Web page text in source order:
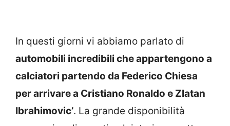
In questi giorni vi abbiamo parlato di
automobili incredibili che appartengono a
calciatori partendo da Federico Chiesa
per arrivare a Cristiano Ronaldo e Zlatan
Ibrahimovic’. La grande disponibilità